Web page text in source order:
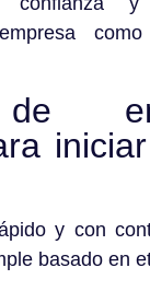
como
y con
basado en